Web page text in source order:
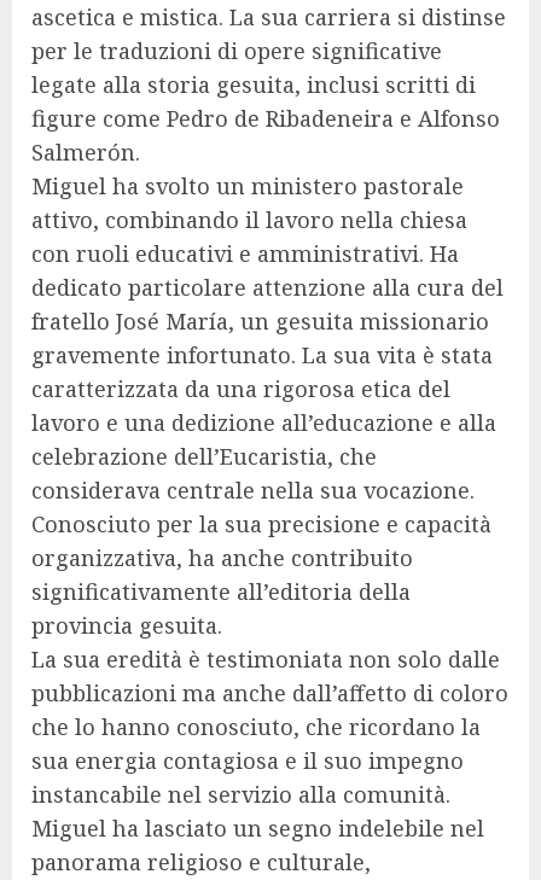
ascetica e mistica. La sua carriera si distinse
per le traduzioni di opere significative
legate alla storia gesuita, inclusi scritti di
figure come Pedro de Ribadeneira e Alfonso
Salmerón.
Miguel ha svolto un ministero pastorale
attivo, combinando il lavoro nella chiesa
con ruoli educativi e amministrativi. Ha
dedicato particolare attenzione alla cura del
fratello José María, un gesuita missionario
gravemente infortunato. La sua vita è stata
caratterizzata da una rigorosa etica del
lavoro e una dedizione all’educazione e alla
celebrazione dell’Eucaristia, che
considerava centrale nella sua vocazione.
Conosciuto per la sua precisione e capacità
organizzativa, ha anche contribuito
significativamente all’editoria della
provincia gesuita.
La sua eredità è testimoniata non solo dalle
pubblicazioni ma anche dall’affetto di coloro
che lo hanno conosciuto, che ricordano la
sua energia contagiosa e il suo impegno
instancabile nel servizio alla comunità.
Miguel ha lasciato un segno indelebile nel
panorama religioso e culturale,